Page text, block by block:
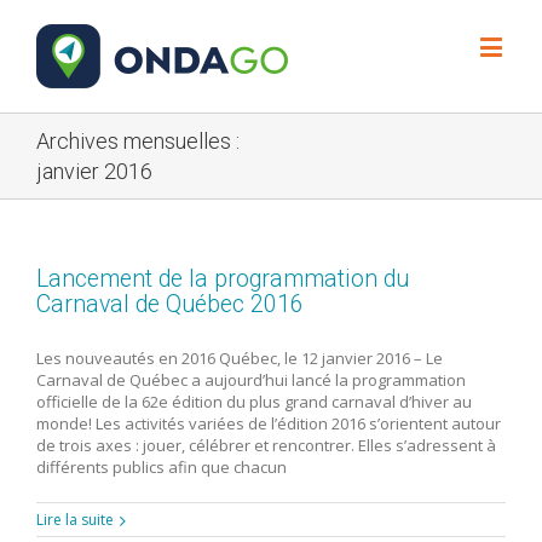
Archives mensuelles :
janvier 2016
Lancement de la programmation du
Carnaval de Québec 2016
Les nouveautés en 2016 Québec, le 12 janvier 2016 – Le
Carnaval de Québec a aujourd’hui lancé la programmation
officielle de la 62e édition du plus grand carnaval d’hiver au
monde! Les activités variées de l’édition 2016 s’orientent autour
de trois axes : jouer, célébrer et rencontrer. Elles s’adressent à
différents publics afin que chacun
Lire la suite